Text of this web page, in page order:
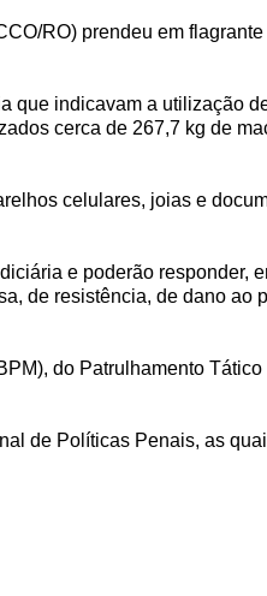
RO) prendeu em
que indicavam a utilização
cerca de 267,7 kg de
celulares, joias e
e poderão responder,
de resistência, de dano ao
do Patrulhamento
de Políticas Penais, as